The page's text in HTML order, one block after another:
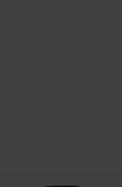
la croissance des
votre cheval ? Nos